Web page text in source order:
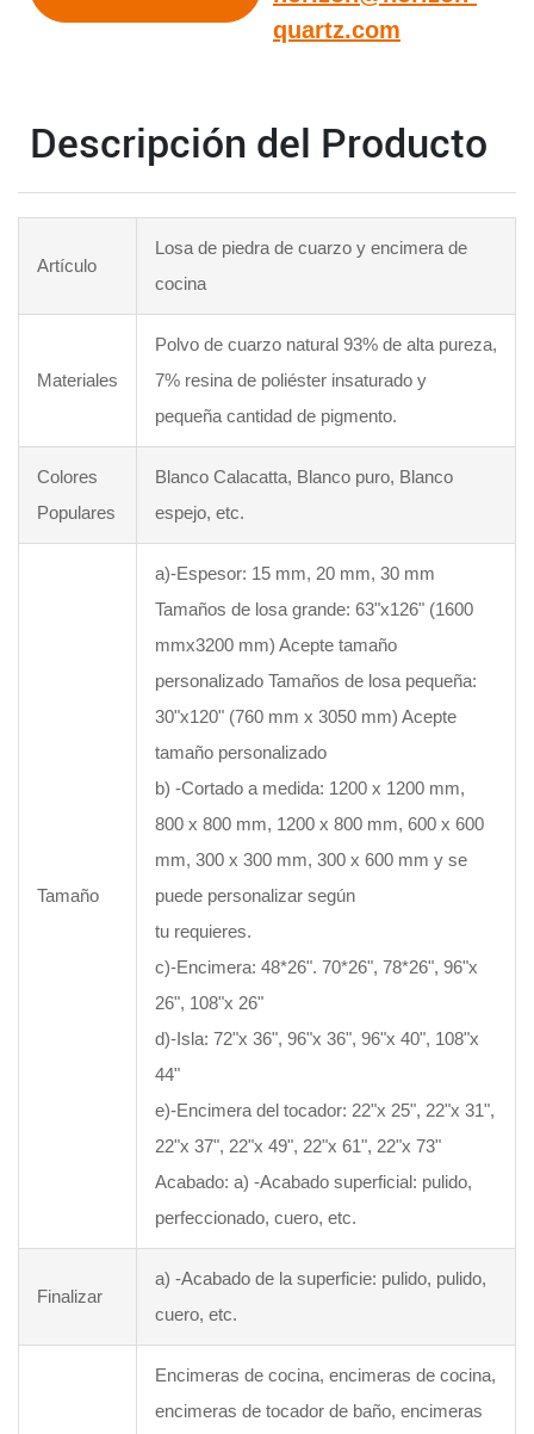
quartz.com
Descripción del Producto
Artículo
Losa de piedra de cuarzo y encimera de
cocina
Materiales
Polvo de cuarzo natural 93% de alta pureza,
7% resina de poliéster insaturado y
pequeña cantidad de pigmento.
Colores
Populares
Blanco Calacatta, Blanco puro, Blanco
espejo, etc.
Tamaño
a)-Espesor: 15 mm, 20 mm, 30 mm
Tamaños de losa grande: 63"x126" (1600
mmx3200 mm) Acepte tamaño
personalizado Tamaños de losa pequeña:
30"x120" (760 mm x 3050 mm) Acepte
tamaño personalizado
b) -Cortado a medida: 1200 x 1200 mm,
800 x 800 mm, 1200 x 800 mm, 600 x 600
mm, 300 x 300 mm, 300 x 600 mm y se
puede personalizar según
tu requieres.
c)-Encimera: 48*26". 70*26", 78*26", 96"x
26", 108"x 26"
d)-Isla: 72"x 36", 96"x 36", 96"x 40", 108"x
44"
e)-Encimera del tocador: 22"x 25", 22"x 31",
22"x 37", 22"x 49", 22"x 61", 22"x 73"
Acabado: a) -Acabado superficial: pulido,
perfeccionado, cuero, etc.
Finalizar
a) -Acabado de la superficie: pulido, pulido,
cuero, etc.
Encimeras de cocina, encimeras de cocina,
encimeras de tocador de baño, encimeras